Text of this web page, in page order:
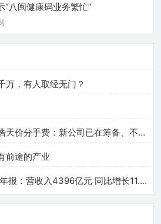
“八闽健康码业务繁忙”
万，有人取经无门？
价分手费：新公司已在筹备、不叫锤子
前途的产业
：营收入4396亿元 同比增长11.7%